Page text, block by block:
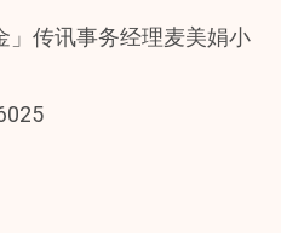
传讯事务经理麦美娟小